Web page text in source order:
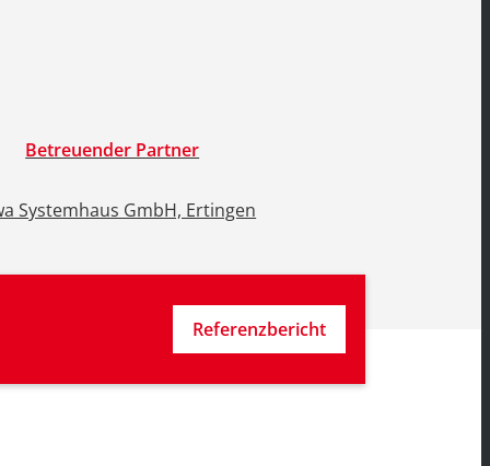
Betreuender Partner
Systemhaus GmbH, Ertingen
Referenzbericht